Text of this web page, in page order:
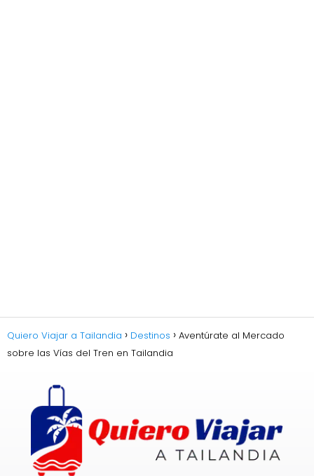
Quiero Viajar a Tailandia Destinos
Aventúrate al Mercado
sobre las Vías del Tren en Tailandia